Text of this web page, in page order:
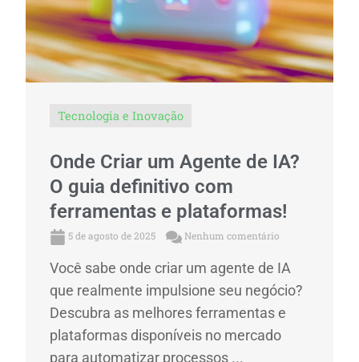
Tecnologia e Inovação
Onde Criar um Agente de IA?
O guia definitivo com
ferramentas e plataformas!
5 de agosto de 2025 Nenhum comentário
Você sabe onde criar um agente de IA
que realmente impulsione seu negócio?
Descubra as melhores ferramentas e
plataformas disponíveis no mercado
para automatizar processos ...